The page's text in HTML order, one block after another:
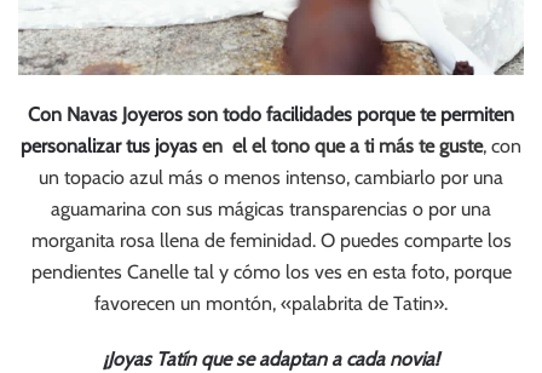
Con Navas Joyeros son todo facilidades porque te permiten
personalizar tus joyas en el el tono que a ti más te guste, con
un topacio azul más o menos intenso, cambiarlo por una
aguamarina con sus mágicas transparencias o por una
morganita rosa llena de feminidad. O puedes comparte los
pendientes Canelle tal y cómo los ves en esta foto, porque
favorecen un montón, «palabrita de Tatin».
¡Joyas Tatín que se adaptan a cada novia!